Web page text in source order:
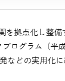
拠点化し整
ログラム（平
などの実用化